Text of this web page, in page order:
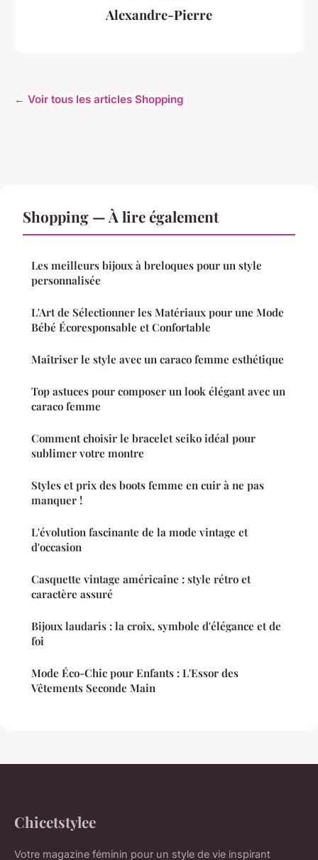
Alexandre-Pierre
← Voir tous les articles Shopping
Shopping — À lire également
Les meilleurs bijoux à breloques pour un style
personnalisée
L'Art de Sélectionner les Matériaux pour une Mode
Bébé Écoresponsable et Confortable
Maîtriser le style avec un caraco femme esthétique
Top astuces pour composer un look élégant avec un
caraco femme
Comment choisir le bracelet seiko idéal pour
sublimer votre montre
Styles et prix des boots femme en cuir à ne pas
manquer !
L'évolution fascinante de la mode vintage et
d'occasion
Casquette vintage américaine : style rétro et
caractère assuré
Bijoux laudaris : la croix, symbole d'élégance et de
foi
Mode Éco-Chic pour Enfants : L'Essor des
Vêtements Seconde Main
Chicetstylee
Votre magazine féminin pour un style de vie inspirant